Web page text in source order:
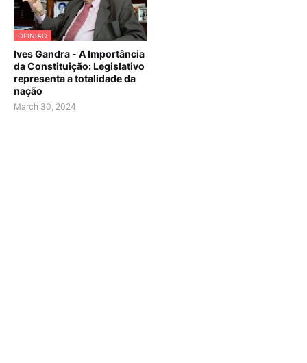
OPINIAO
Ives Gandra - A Importância
da Constituição: Legislativo
representa a totalidade da
nação
March 30, 2024